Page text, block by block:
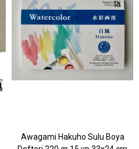
Awagami Hakuho Sulu Boya